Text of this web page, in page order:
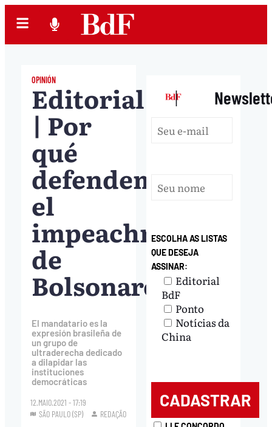
OPINIÓN
Editorial
| Por
qué
defendemos
el
impeachment
de
Bolsonaro
El mandatario es la
expresión brasileña de
un grupo de
ultraderecha dedicado
a dilapidar las
instituciones
democráticas
12.MAIO.2021 - 17:19
SÃO PAULO (SP)
REDAÇÃO
|
ESCOLHA AS LISTAS
QUE DESEJA
ASSINAR:
Editorial
BdF
Ponto
Notícias da
China